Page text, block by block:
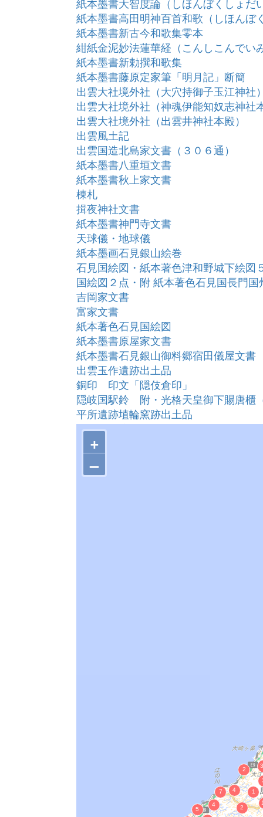
紙本墨書高田明神百首和歌（しほんぼ
紙本墨書新古今和歌集零本
紺紙金泥妙法蓮華経（こんしこんでい
紙本墨書新勅撰和歌集
紙本墨書藤原定家筆「明月記」断簡
出雲大社境外社（大穴持御子玉江神社
出雲大社境外社（神魂伊能知奴志神社
出雲大社境外社（出雲井神社本殿）
出雲風土記
出雲国造北島家文書（３０６通）
紙本墨書八重垣文書
紙本墨書秋上家文書
棟札
揖夜神社文書
紙本墨書神門寺文書
天球儀・地球儀
紙本墨画石見銀山絵巻
石見国絵図・紙本著色津和野城下絵図
国絵図２点・附 紙本著色石見国長門
吉岡家文書
富家文書
紙本著色石見国絵図
紙本墨書原屋家文書
紙本墨書石見銀山御料郷宿田儀屋文書
出雲玉作遺跡出土品
銅印 印文「隠伎倉印」
隠岐国駅鈴 附・光格天皇御下賜唐櫃
平所遺跡埴輪窯跡出土品
出雲大社境内遺跡（旧本殿跡）出土品
銅印印文「春」
陶製経筒
清水寺三重塔
+
–